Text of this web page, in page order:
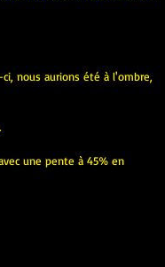
nous aurions été à l'ombre,
une pente à 45% en